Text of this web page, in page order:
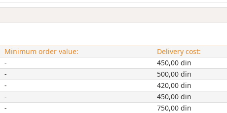
Minimum order value:
Delivery cost:
-
450,00 din
-
500,00 din
-
420,00 din
-
450,00 din
-
750,00 din